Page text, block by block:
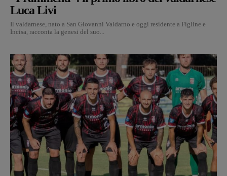
Luca Livi
Il valdarnese, nato a San Giovanni Valdarno e oggi residente a Figline e
Incisa, racconta la genesi del suo...